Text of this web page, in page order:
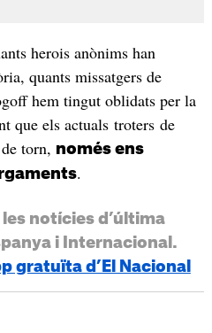
herois anònims han
quants missatgers de
hem tingut oblidats per la
que els actuals troters de
torn, només ens
.
les notícies d’última
i Internacional.
gratuïta d’El Nacional